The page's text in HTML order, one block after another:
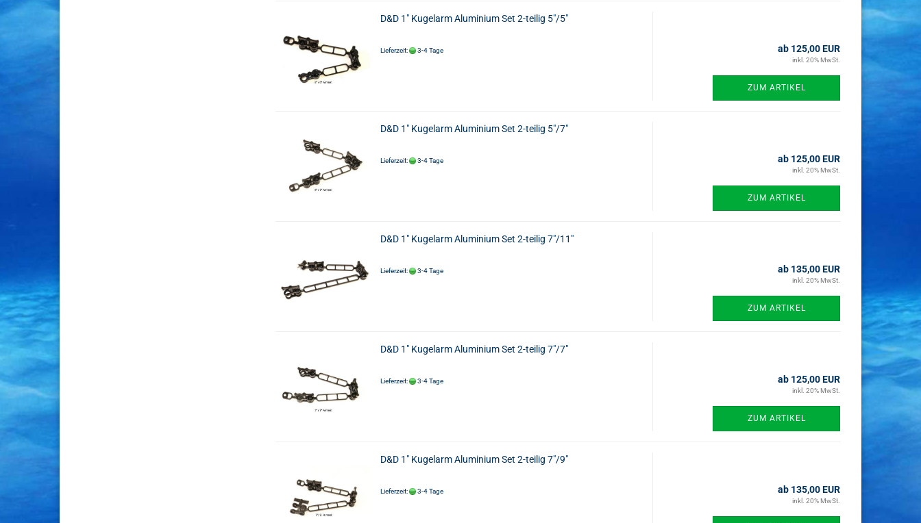
D&D 1" Kugelarm Aluminium Set 2-teilig 5"/5"
Lieferzeit: 3-4 Tage ab 125,00 EUR
inkl. 20% MwSt.
ZUM ARTIKEL
D&D 1" Kugelarm Aluminium Set 2-teilig 5"/7"
Lieferzeit: 3-4 Tage ab 125,00 EUR
inkl. 20% MwSt.
ZUM ARTIKEL
D&D 1" Kugelarm Aluminium Set 2-teilig 7"/11"
Lieferzeit: 3-4 Tage ab 135,00 EUR
inkl. 20% MwSt.
ZUM ARTIKEL
D&D 1" Kugelarm Aluminium Set 2-teilig 7"/7"
Lieferzeit: 3-4 Tage ab 125,00 EUR
inkl. 20% MwSt.
ZUM ARTIKEL
D&D 1" Kugelarm Aluminium Set 2-teilig 7"/9"
Lieferzeit: 3-4 Tage ab 135,00 EUR
inkl. 20% MwSt.